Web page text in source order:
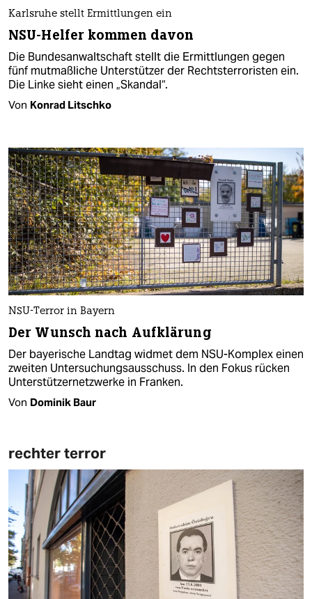
Karlsruhe stellt Ermittlungen ein
NSU-Helfer kommen davon
Die Bundesanwaltschaft stellt die Ermittlungen gegen
fünf mutmaßliche Unterstützer der Rechtsterroristen ein.
Die Linke sieht einen „Skandal“.
Von Konrad Litschko
NSU-Terror in Bayern
Der Wunsch nach Aufklärung
Der bayerische Landtag widmet dem NSU-Komplex einen
zweiten Untersuchungsausschuss. In den Fokus rücken
Unterstützernetzwerke in Franken.
Von Dominik Baur
rechter terror